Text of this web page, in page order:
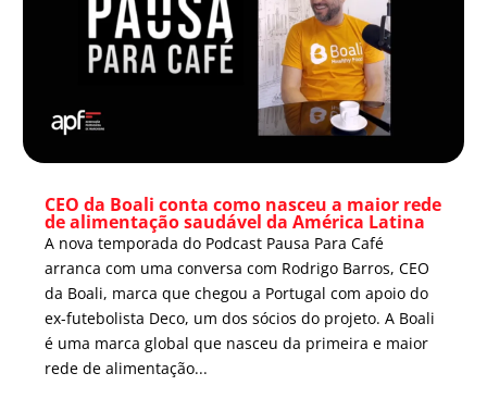
CEO da Boali conta como nasceu a maior rede
de alimentação saudável da América Latina
A nova temporada do Podcast Pausa Para Café
arranca com uma conversa com Rodrigo Barros, CEO
da Boali, marca que chegou a Portugal com apoio do
ex-futebolista Deco, um dos sócios do projeto. A Boali
é uma marca global que nasceu da primeira e maior
rede de alimentação...